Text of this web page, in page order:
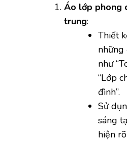
Áo lớp phong
trung:
Thiết
những
như
“Lớp
đình”.
Sử
sáng
hiện